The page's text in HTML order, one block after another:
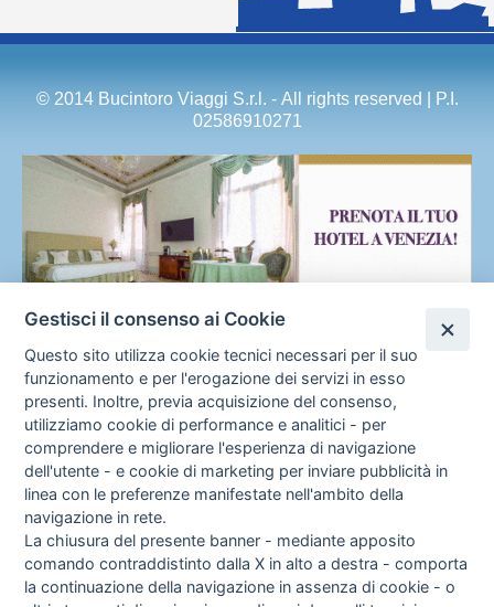
© 2014 Bucintoro Viaggi S.r.l. - All rights reserved | P.I.
02586910271
F
o
Fa
ce
bo
In
st
ag
Cookie Policy
Gestisci il consenso ai Cookie
Questo sito utilizza cookie tecnici necessari per il suo
funzionamento e per l'erogazione dei servizi in esso
presenti. Inoltre, previa acquisizione del consenso,
utilizziamo cookie di performance e analitici - per
comprendere e migliorare l'esperienza di navigazione
dell'utente - e cookie di marketing per inviare pubblicità in
linea con le preferenze manifestate nell'ambito della
navigazione in rete.
La chiusura del presente banner - mediante apposito
comando contraddistinto dalla X in alto a destra - comporta
la continuazione della navigazione in assenza di cookie - o